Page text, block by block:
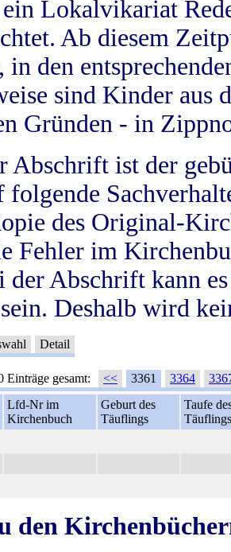
Lokalvikariat
Ab diesem
in den
sind Kinder aus
Gründen - in
Abschrift ist der
folgende
des Original-
Fehler im
der Abschrift kann
Deshalb wird
Detail
Einträge gesamt: << 3361 3364
Lfd-Nr im
Kirchenbuch
Geburt des
Täuflings
Taufe
Täuflings
den